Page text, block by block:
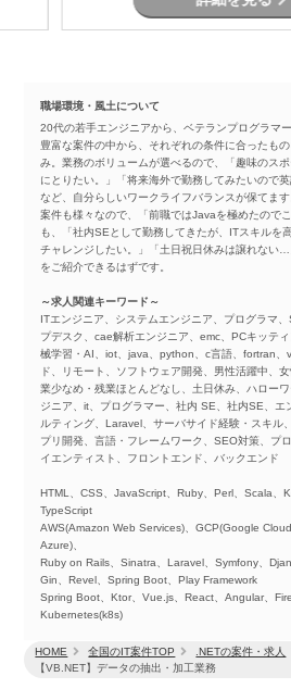
HOME 全国のIT案件TOP .NETの案件・求人
【VB.NET】データの抽出・加工業務
職場環境・風土について
20代の若手エンジニアから、ベテランプログラマ
豊富な案件の中から、それぞれの条件に合ったも
み。業務のボリュームが選べるので、「趣味のス
にとりたい。」「将来海外で勤務してみたいので
など、自分らしいワークライフバランスが保てます
案件も様々なので、「前職ではJavaを極めたので
も、「社内SEとして勤務してきたが、ITスキルを
チャレンジしたい。」「土日祝日休みは譲れない
をご紹介できるはずです。
～求人関連キーワード～
ITエンジニア、システムエンジニア、プログラマ
プデスク、cae解析エンジニア、emc、PCキッテ
械学習・AI、iot、java、python、c言語、fortran、
ド、リモート、ソフトウェア開発、男性活躍中、
業少なめ・残業ほとんどなし、土日休み、ハロー
ジニア、it、プログラマー、社内 SE、社内SE、エ
ルティング、Laravel、サーバサイド経験・スキル
プリ開発、言語・フレームワーク、SEO対策、プ
イエンティスト、フロントエンド、バックエンド
HTML、CSS、JavaScript、Ruby、Perl、Scala、
TypeScript
AWS(Amazon Web Services)、GCP(Google
Azure)、
Ruby on Rails、Sinatra、Laravel、Symfony、
Gin、Revel、Spring Boot、Play Framework
Spring Boot、Ktor、Vue.js、React、Angular、
Kubernetes(k8s)